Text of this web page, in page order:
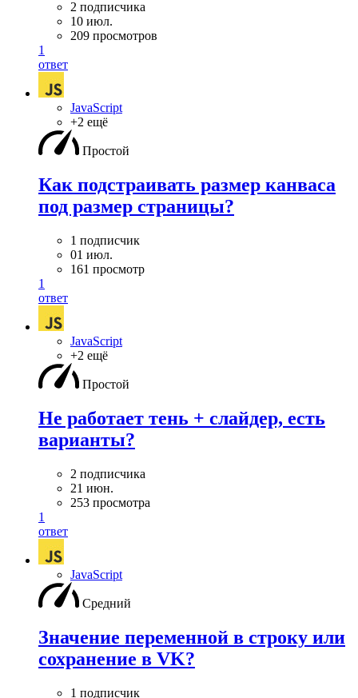
2 подписчика
10 июл.
209 просмотров
1
ответ
JavaScript
+2 ещё
Простой
Как подстраивать размер канваса
под размер страницы?
1 подписчик
01 июл.
161 просмотр
1
ответ
JavaScript
+2 ещё
Простой
Не работает тень + слайдер, есть
варианты?
2 подписчика
21 июн.
253 просмотра
1
ответ
JavaScript
Средний
Значение переменной в строку или
сохранение в VK?
1 подписчик